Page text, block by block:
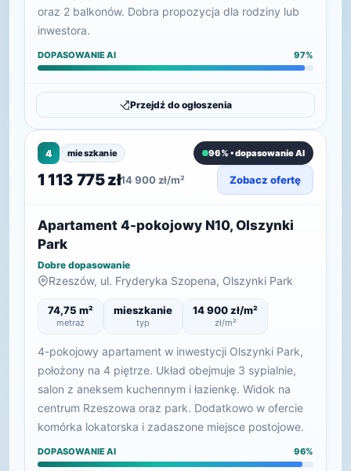
oraz 2 balkonów. Dobra propozycja dla rodziny lub
inwestora.
DOPASOWANIE AI 97%
Przejdź do ogłoszenia
4 mieszkanie 96% • dopasowanie AI
1 113 775 zł14 900 zł/m² Zobacz ofertę
Apartament 4-pokojowy N10, Olszynki
Park
Dobre dopasowanie
Rzeszów, ul. Fryderyka Szopena, Olszynki Park
74,75 m²
metraż
mieszkanie
typ
14 900 zł/m²
zł/m²
4-pokojowy apartament w inwestycji Olszynki Park,
położony na 4 piętrze. Układ obejmuje 3 sypialnie,
salon z aneksem kuchennym i łazienkę. Widok na
centrum Rzeszowa oraz park. Dodatkowo w ofercie
komórka lokatorska i zadaszone miejsce postojowe.
DOPASOWANIE AI 96%